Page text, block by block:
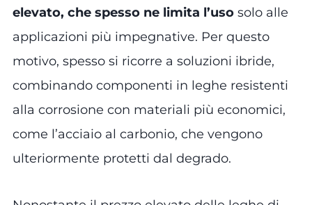
elevato, che spesso ne limita l’uso solo alle
applicazioni più impegnative. Per questo
motivo, spesso si ricorre a soluzioni ibride,
combinando componenti in leghe resistenti
alla corrosione con materiali più economici,
come l’acciaio al carbonio, che vengono
ulteriormente protetti dal degrado.